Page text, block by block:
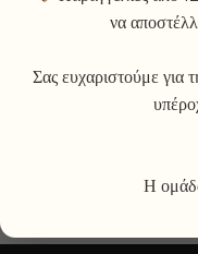
STUDIO
να
Σας ευχαριστούμε για
Η